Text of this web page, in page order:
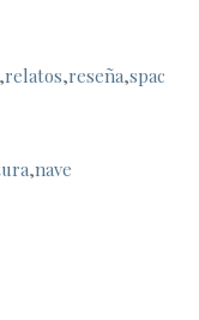
,relatos,reseña,spac
,nave